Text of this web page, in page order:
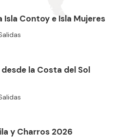
Isla Contoy e Isla Mujeres
la Costa del Sol
y Charros 2026